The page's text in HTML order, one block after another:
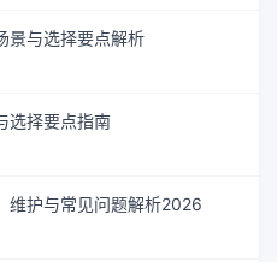
景与选择要点解析
选择要点指南
维护与常见问题解析2026